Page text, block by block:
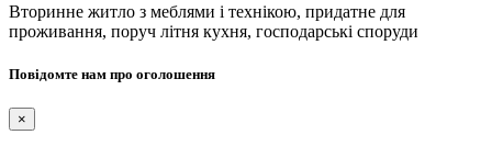
Вторинне житло з меблями і технікою, придатне для
проживання, поруч літня кухня, господарські споруди
Повідомте нам про оголошення
×